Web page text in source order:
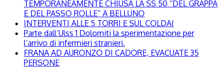
TEMPORANEAMENTE CHIUSA LA SS 50 “DEL GRAPPA
E DEL PASSO ROLLE” A BELLUNO
INTERVENTI ALLE 5 TORRI E SUL COLDAI
Parte dall’Ulss 1 Dolomiti la sperimentazione per
l’arrivo di infermieri stranieri.
FRANA AD AURONZO DI CADORE, EVACUATE 35
PERSONE